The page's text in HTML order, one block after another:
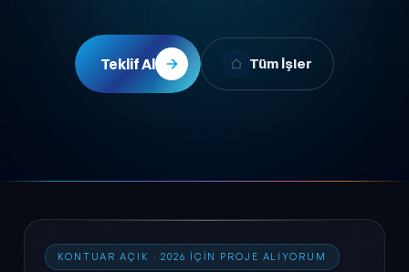
Teklif Al Tüm İşler
KONTUAR AÇIK · 2026 IÇIN PROJE ALIYORUM